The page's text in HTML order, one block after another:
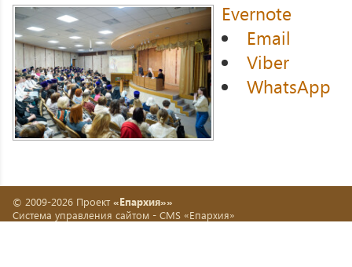
Evernote
Email
Viber
WhatsApp
© 2009-2026 Проект «Епархия»»
Система управления сайтом - CMS «Епархия»